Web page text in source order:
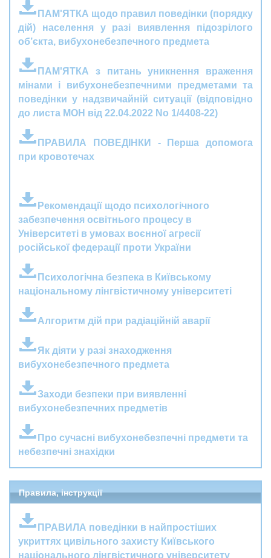
ПАМ'ЯТКА щодо правил поведінки (порядку
дій) населення у разі виявлення підозрілого
об’єкта, вибухонебезпечного предмета
ПАМ'ЯТКА з питань уникнення враження
мінами і вибухонебезпечними предметами та
поведінки у надзвичайній ситуації (відповідно
до листа МОН від 22.04.2022 No 1/4408-22)
ПРАВИЛА ПОВЕДІНКИ - Перша допомога
при кровотечах
Рекомендації щодо психологічного
забезпечення освітнього процесу в
Університеті в умовах воєнної агресії
російської федерації проти України
Психологічна безпека в Київському
національному лінгвістичному університеті
Алгоритм дій при радіаційній аварії
Як діяти у разі знаходження
вибухонебезпечного предмета
Заходи безпеки при виявленні
вибухонебезпечних предметів
Про сучасні вибухонебезпечні предмети та
небезпечні знахідки
Правила, інструкції
ПРАВИЛА поведiнки в найпростiших
укриттях цивiльного захисту Київського
нацiонального лiнгвiстичного унiверситету